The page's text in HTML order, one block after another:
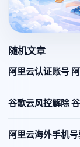
随机文章
阿里云认证账号
谷歌云风控解除
阿里云海外手机